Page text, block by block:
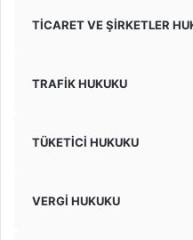
TİCARET VE ŞİRKETLER
TRAFİK HUKUKU
TÜKETİCİ HUKUKU
VERGİ HUKUKU